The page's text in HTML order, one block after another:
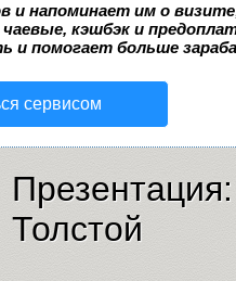
и напоминает им о
чаевые, кэшбэк и
и помогает больше
сервисом
Толстой